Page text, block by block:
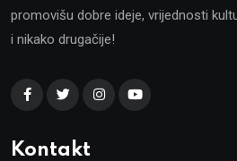
promovišu dobre ideje, vrijednosti
i nikako drugačije!
Kontakt